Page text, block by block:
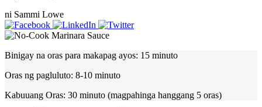
ni Sammi Lowe
Binigay na oras para makapag ayos: 15 minuto
Oras ng pagluluto: 8-10 minuto
Kabuuang Oras: 30 minuto (magpahinga hanggang 5 oras)